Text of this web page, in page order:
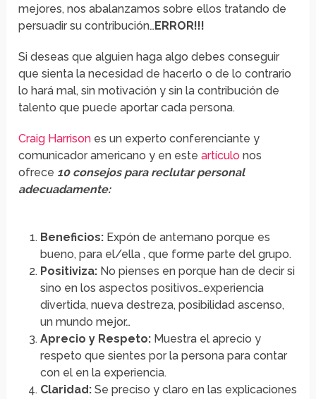
mejores, nos abalanzamos sobre ellos tratando de
persuadir su contribución…ERROR!!!
Si deseas que alguien haga algo debes conseguir
que sienta la necesidad de hacerlo o de lo contrario
lo hará mal, sin motivación y sin la contribución de
talento que puede aportar cada persona.
Craig Harrison es un experto conferenciante y
comunicador americano y en esteartículo nos
ofrece 10 consejos para reclutar personal
adecuadamente:
Beneficios:Expón de antemano porque es
bueno, para el/ella , que forme parte del grupo.
Positiviza:No pienses en porque han de decir si
sino en los aspectos positivos…experiencia
divertida, nueva destreza, posibilidad ascenso,
un mundo mejor…
Aprecio y Respeto:Muestra el aprecio y
respeto que sientes por la persona para contar
con el en la experiencia.
Claridad:Se preciso y claro en las explicaciones